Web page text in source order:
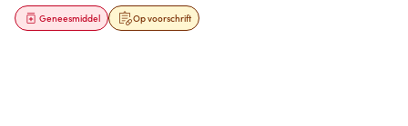
Op voorschrift
Geneesmiddel